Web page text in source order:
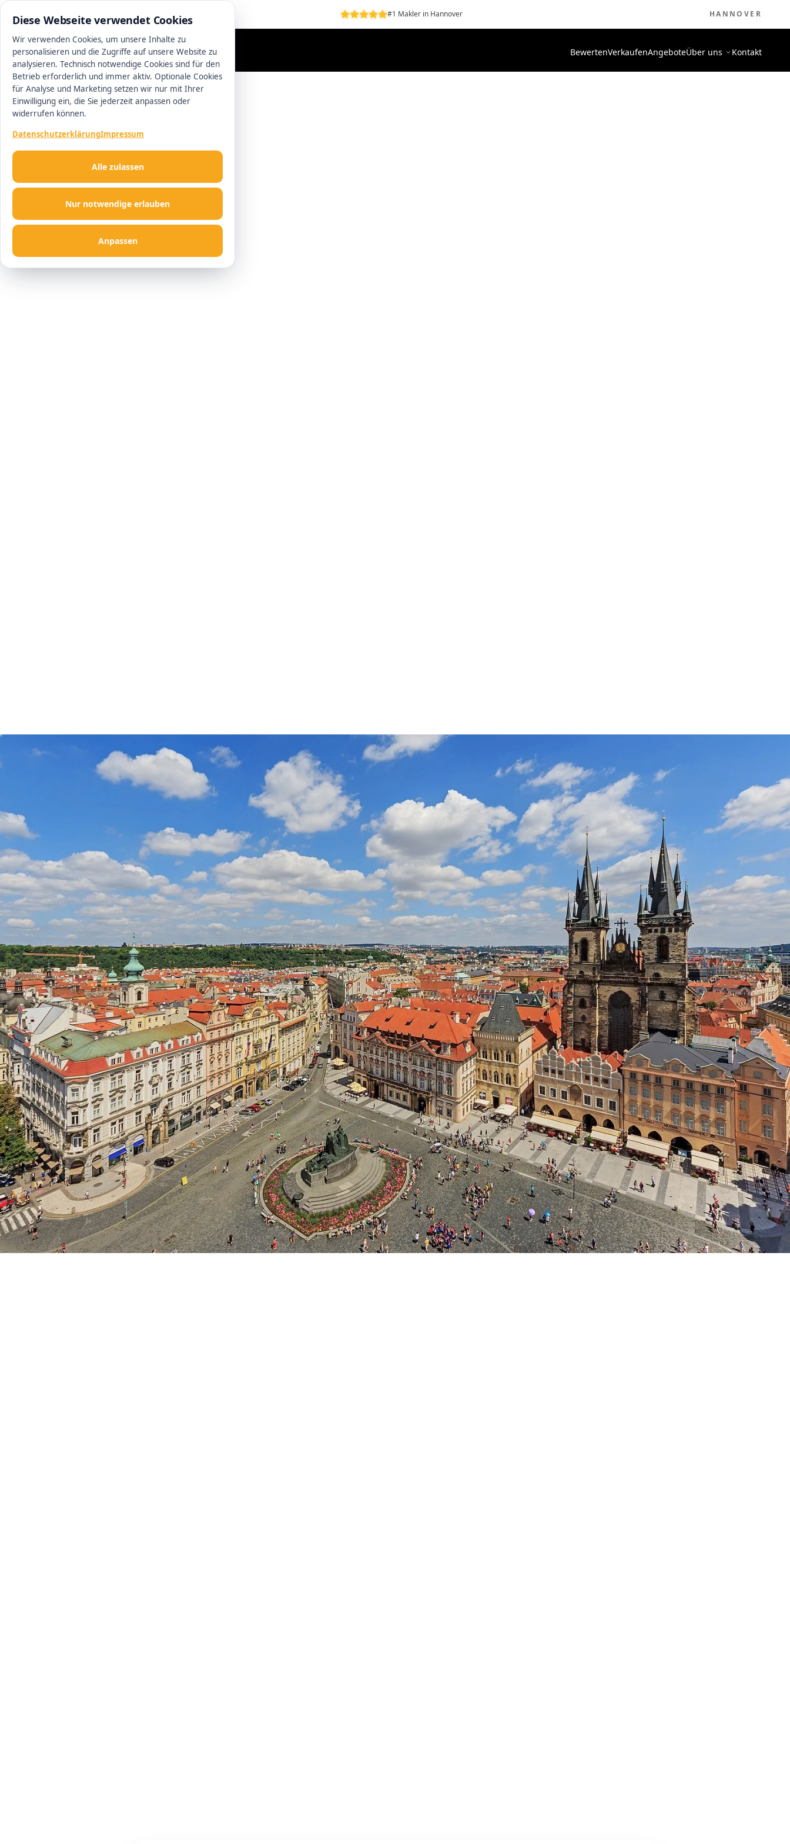
0511 13221100 #1 Makler in Hannover HANNOVER
BewertenVerkaufenAngeboteÜber uns Kontakt
Diese Webseite verwendet Cookies
Wir verwenden Cookies, um unsere Inhalte zu
personalisieren und die Zugriffe auf unsere Website zu
analysieren. Technisch notwendige Cookies sind für den
Betrieb erforderlich und immer aktiv. Optionale Cookies
für Analyse und Marketing setzen wir nur mit Ihrer
Einwilligung ein, die Sie jederzeit anpassen oder
widerrufen können.
DatenschutzerklärungImpressum
Nur notwendige erlauben
Anpassen
Alle zulassen